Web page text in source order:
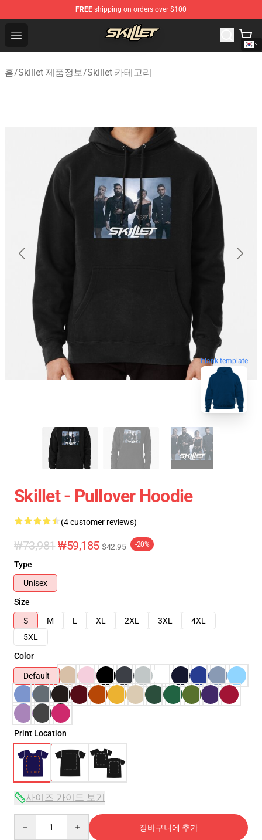
FREE shipping on orders over $100
Open menu
Skillet Shop - Official Skillet Merchandise Store
홈/Skillet 제품정보/Skillet 카테고리
blank template
Skillet - Pullover Hoodie
(4 customer reviews)
₩73,981 ₩59,185 $42.95 -20%
Type
Unisex
Size
S
M L XL 2XL 3XL
4XL
5XL
Color
Default
Print Location
사이즈 가이드 보기
장바구니에 추가